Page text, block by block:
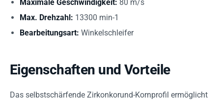
Maximale Geschwindigkeit: 80 m/s
Max. Drehzahl: 13300 min-1
Bearbeitungsart: Winkelschleifer
Eigenschaften und Vorteile
Das selbstschärfende Zirkonkorund-Kornprofil ermöglicht